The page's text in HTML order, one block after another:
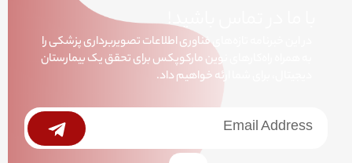
با ما در تماس باشید!
در این خبرنامه تازه‌های فناوری اطلاعات تصویربرداری پزشکی را
به همراه راه‌کارهای نوین مارکوپکس برای تحقق یک بیمارستان
دیجیتال، برای شما ارئه خواهیم داد.
خبرنامه Submit